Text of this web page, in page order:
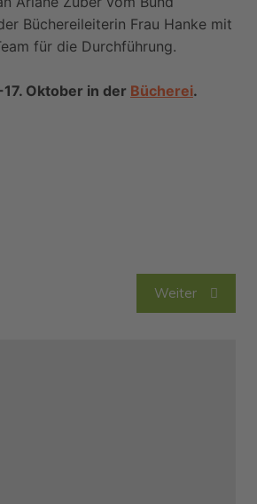
Büchereileiterin Frau Hanke mit
für die Durchführung.
Oktober in der Bücherei.
Weiter